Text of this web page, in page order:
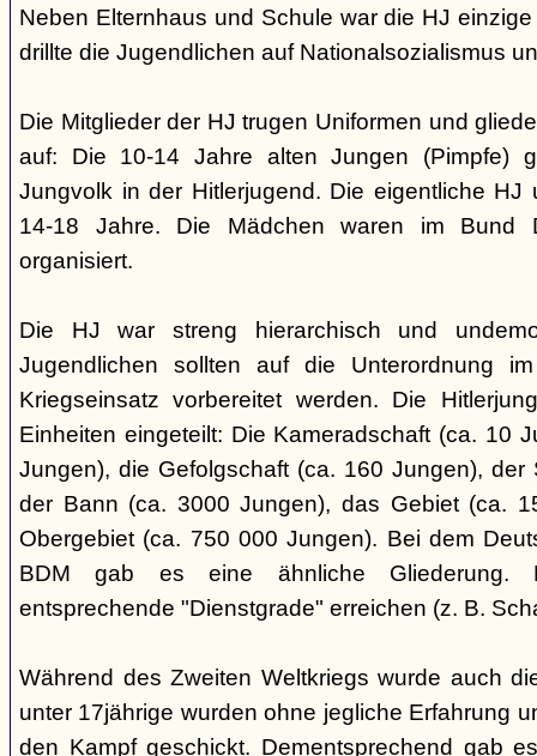
Neben Elternhaus und Schule war die HJ
drillte die Jugendlichen auf Nationalsozialismus
Die Mitglieder der HJ trugen Uniformen und
auf: Die 10-14 Jahre alten Jungen (Pimpfe)
Jungvolk in der Hitlerjugend. Die eigentliche HJ
14-18 Jahre. Die Mädchen waren im Bund
organisiert.
Die HJ war streng hierarchisch und
Jugendlichen sollten auf die Unterordnung
Kriegseinsatz vorbereitet werden. Die
Einheiten eingeteilt: Die Kameradschaft (ca. 10
Jungen), die Gefolgschaft (ca. 160 Jungen), der
der Bann (ca. 3000 Jungen), das Gebiet (ca.
Obergebiet (ca. 750 000 Jungen). Bei dem
BDM gab es eine ähnliche Gliederung.
entsprechende "Dienstgrade" erreichen (z. B.
Während des Zweiten Weltkriegs wurde auch
unter 17jährige wurden ohne jegliche Erfahrung
den Kampf geschickt. Dementsprechend gab